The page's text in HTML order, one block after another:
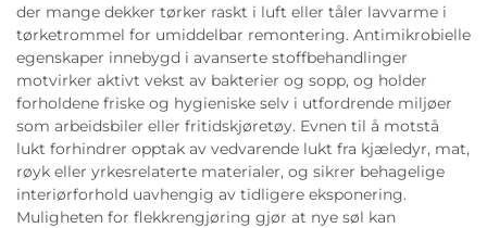
der mange dekker tørker raskt i luft eller tåler lavvarme i
tørketrommel for umiddelbar remontering. Antimikrobielle
egenskaper innebygd i avanserte stoffbehandlinger
motvirker aktivt vekst av bakterier og sopp, og holder
forholdene friske og hygieniske selv i utfordrende miljøer
som arbeidsbiler eller fritidskjøretøy. Evnen til å motstå
lukt forhindrer opptak av vedvarende lukt fra kjæledyr, mat,
røyk eller yrkesrelaterte materialer, og sikrer behagelige
interiørforhold uavhengig av tidligere eksponering.
Muligheten for flekkrengjøring gjør at nye søl kan